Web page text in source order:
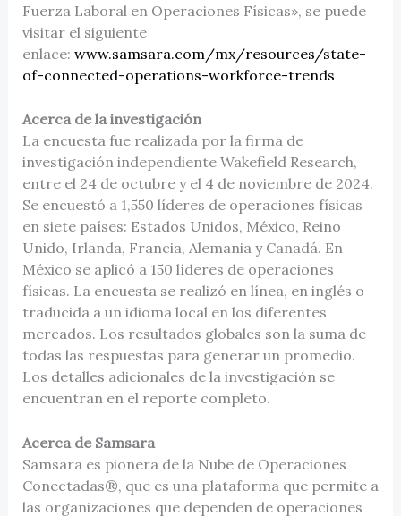
Fuerza Laboral en Operaciones Físicas», se puede
visitar el siguiente
enlace: www.samsara.com/mx/resources/state-
of-connected-operations-workforce-trends
Acerca de la investigación
La encuesta fue realizada por la firma de
investigación independiente Wakefield Research,
entre el 24 de octubre y el 4 de noviembre de 2024.
Se encuestó a 1,550 líderes de operaciones físicas
en siete países: Estados Unidos, México, Reino
Unido, Irlanda, Francia, Alemania y Canadá. En
México se aplicó a 150 líderes de operaciones
físicas. La encuesta se realizó en línea, en inglés o
traducida a un idioma local en los diferentes
mercados. Los resultados globales son la suma de
todas las respuestas para generar un promedio.
Los detalles adicionales de la investigación se
encuentran en el reporte completo.
Acerca de Samsara
Samsara es pionera de la Nube de Operaciones
Conectadas®, que es una plataforma que permite a
las organizaciones que dependen de operaciones